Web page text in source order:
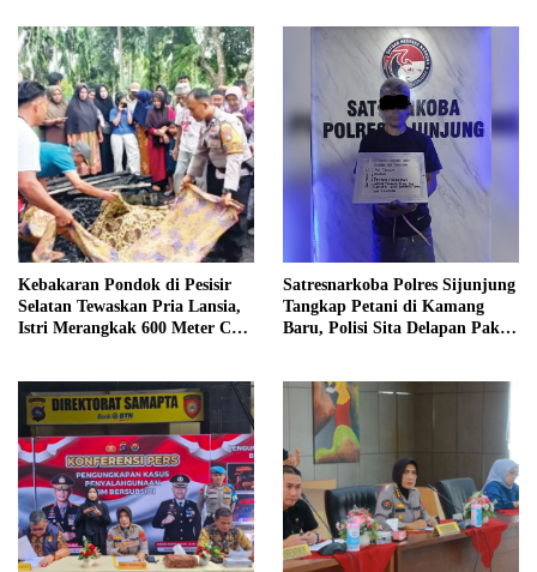
Kebakaran Pondok di Pesisir
Selatan Tewaskan Pria Lansia,
Istri Merangkak 600 Meter Cari
Satresnarkoba Polres Sijunjung
Tangkap Petani di Kamang
Baru, Polisi Sita Delapan Paket